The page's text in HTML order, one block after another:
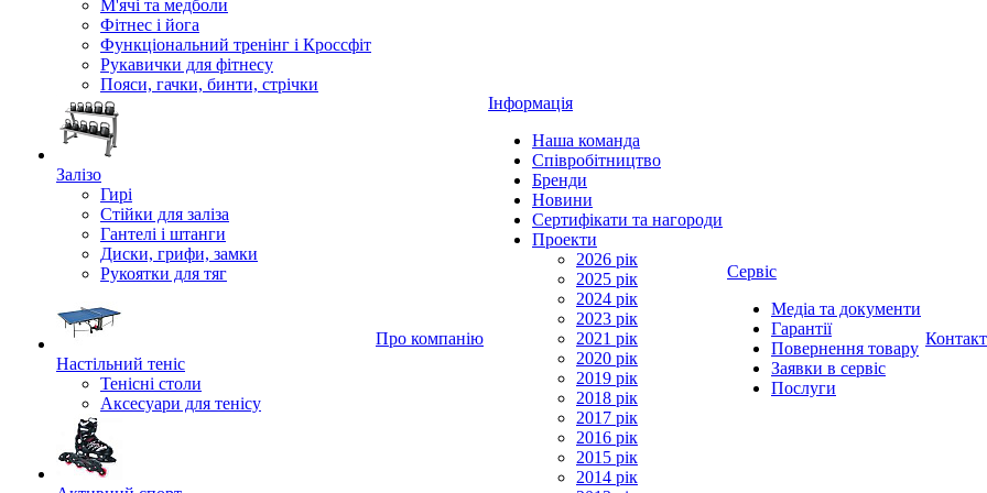
М'ячі та медболи
Фітнес і йога
Функціональний тренінг і Кроссфіт
Рукавички для фітнесу
Пояси, гачки, бинти, стрічки
Залізо
Гирі
Стійки для заліза
Гантелі і штанги
Диски, грифи, замки
Рукоятки для тяг
Настільний теніс
Тенісні столи
Аксесуари для тенісу
Про компанію
Інформація
Наша команда
Співробітництво
Бренди
Новини
Сертифікати та нагороди
Проекти
2026 рік
2025 рік
2024 рік
2023 рік
2021 рік
2020 рік
2019 рік
2018 рік
2017 рік
2016 рік
2015 рік
2014 рік
Сервіс
Медіа та документи
Гарантії
Повернення товару
Заявки в сервіс
Послуги